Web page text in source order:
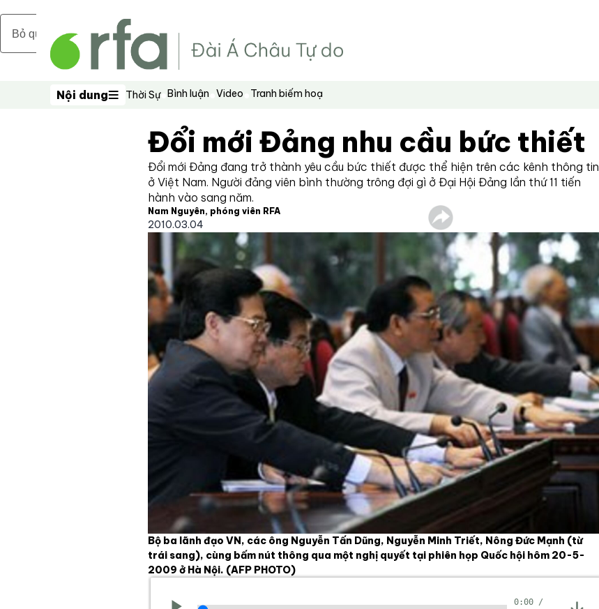
Bỏ qua nội dung chính
Nội dung
Nội dung Thời Sự Bình luận Video Tranh biếm hoạ
Đổi mới Đảng nhu cầu bức thiết
Đổi mới Đảng đang trở thành yêu cầu bức thiết được thể hiện trên các kênh thông tin
ở Việt Nam. Người đảng viên bình thường trông đợi gì ở Đại Hội Đảng lần thứ 11 tiến
hành vào sang năm.
Nam Nguyên, phóng viên RFA
2010.03.04
Bộ ba lãnh đạo VN, các ông Nguyễn Tấn Dũng, Nguyễn Minh Triết, Nông Đức Mạnh (từ
trái sang), cùng bấm nút thông qua một nghị quyết tại phiên họp Quốc hội hôm 20-5-
2009 ở Hà Nội. (AFP PHOTO)
0:00 /